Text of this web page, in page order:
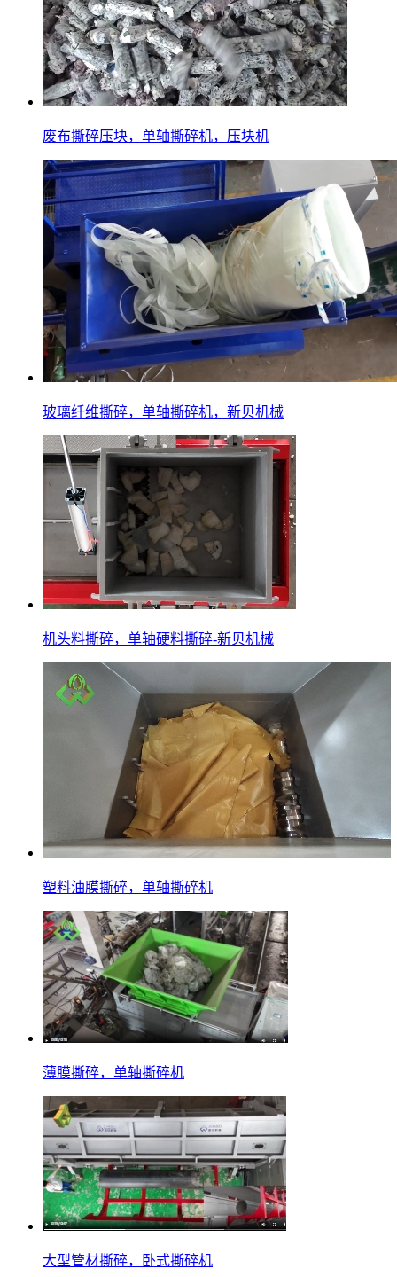
废布撕碎压块，单轴撕碎机，压块机
玻璃纤维撕碎，单轴撕碎机，新贝机械
机头料撕碎，单轴硬料撕碎-新贝机械
塑料油膜撕碎，单轴撕碎机
薄膜撕碎，单轴撕碎机
大型管材撕碎，卧式撕碎机